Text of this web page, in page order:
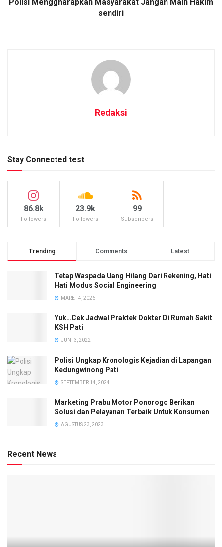
Polisi Menggharapkan Masyarakat Jangan Main Hakim
sendiri
Redaksi
Stay Connected test
86.8k
Followers
23.9k
Followers
99
Subscribers
Trending Comments Latest
Tetap Waspada Uang Hilang Dari Rekening, Hati
Hati Modus Social Engineering
MARET 4, 2026
Yuk…Cek Jadwal Praktek Dokter Di Rumah Sakit
KSH Pati
JUNI 3, 2022
Polisi Ungkap Kronologis Kejadian di Lapangan
Kedungwinong Pati
SEPTEMBER 14, 2024
Marketing Prabu Motor Ponorogo Berikan
Solusi dan Pelayanan Terbaik Untuk Konsumen
AGUSTUS 23, 2023
Recent News